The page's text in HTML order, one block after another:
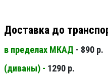
Доставка до
в пределах МКАД - 890 р.
(диваны) - 1290 р.